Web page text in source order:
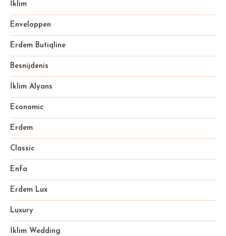
İklim
Enveloppen
Erdem Butiqline
Besnijdenis
İklim Alyans
Economic
Erdem
Classic
Enfa
Erdem Lux
Luxury
İklim Wedding